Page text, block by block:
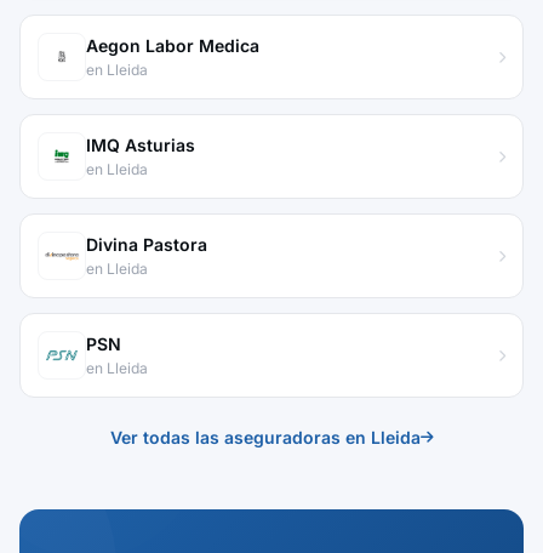
Aegon Labor Medica
en Lleida
IMQ Asturias
en Lleida
Divina Pastora
en Lleida
PSN
en Lleida
Ver todas las aseguradoras en Lleida